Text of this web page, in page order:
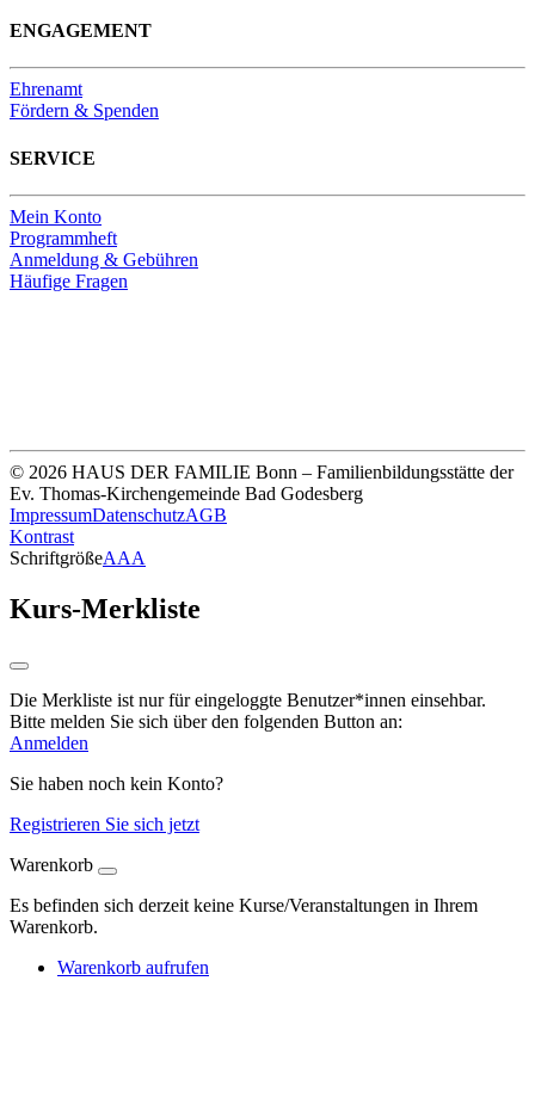
ENGAGEMENT
Ehrenamt
Fördern & Spenden
SERVICE
Mein Konto
Programmheft
Anmeldung & Gebühren
Häufige Fragen
© 2026 HAUS DER FAMILIE Bonn – Familienbildungsstätte der
Ev. Thomas-Kirchengemeinde Bad Godesberg
ImpressumDatenschutzAGB
Kontrast
SchriftgrößeAAA
Kurs-Merkliste
Die Merkliste ist nur für eingeloggte Benutzer*innen einsehbar.
Bitte melden Sie sich über den folgenden Button an:
Anmelden
Sie haben noch kein Konto?
Registrieren Sie sich jetzt
Warenkorb
Es befinden sich derzeit keine Kurse/Veranstaltungen in Ihrem
Warenkorb.
Warenkorb aufrufen